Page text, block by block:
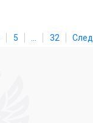
5 32 След.